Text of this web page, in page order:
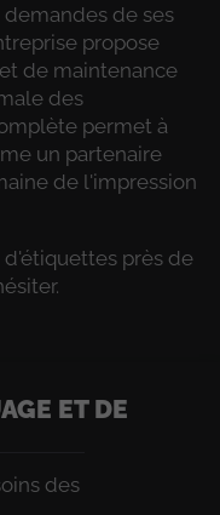
de ses
propose
de maintenance
des
permet à
un partenaire
de l'impression
près de
ET DE
des